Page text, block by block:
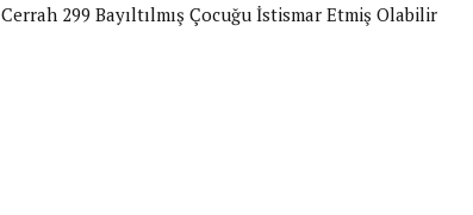
Cerrah 299 Bayıltılmış Çocuğu İstismar Etmiş Olabilir